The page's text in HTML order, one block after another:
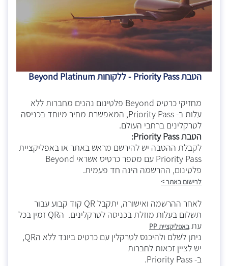
הטבת Priority Pass - ללקוחות Beyond Platinum
מחזיקי כרטיס Beyond פלטינום נהנים מחברות ללא
עלות ב- Priority Pass, המאפשרת מחיר מיוחד בכניסה
לטרקלינים ברחבי העולם.
הטבת Priority Pass:
לקבלת ההטבה יש להירשם מראש באתר או באפליקציית
Priority Pass עם מספר כרטיס אשראי Beyond
פלטינום, ההרשמה הינה חד פעמית.
לרישום באתר >
לאחר ההרשמה ואישורה, יתקבל QR קוד קבוע עבור
תשלום בעלות מוזלת בכניסה לטרקלינים. הQR זמין בכל
עתבאפליקציית PP
ניתן לשלם ולהיכנס לטרקלין עם כרטיס ביונד ללא הQR,
יש לציין זכאות לחברות
ב- Priority Pass.